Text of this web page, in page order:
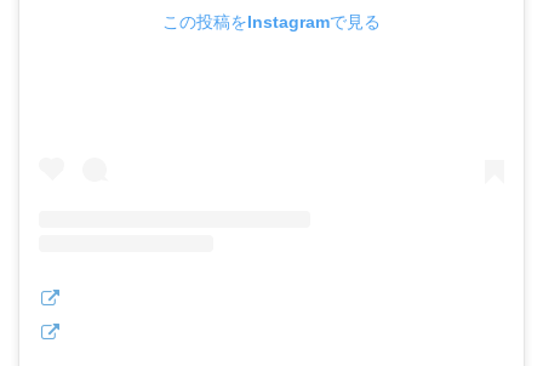
この投稿をInstagramで見る